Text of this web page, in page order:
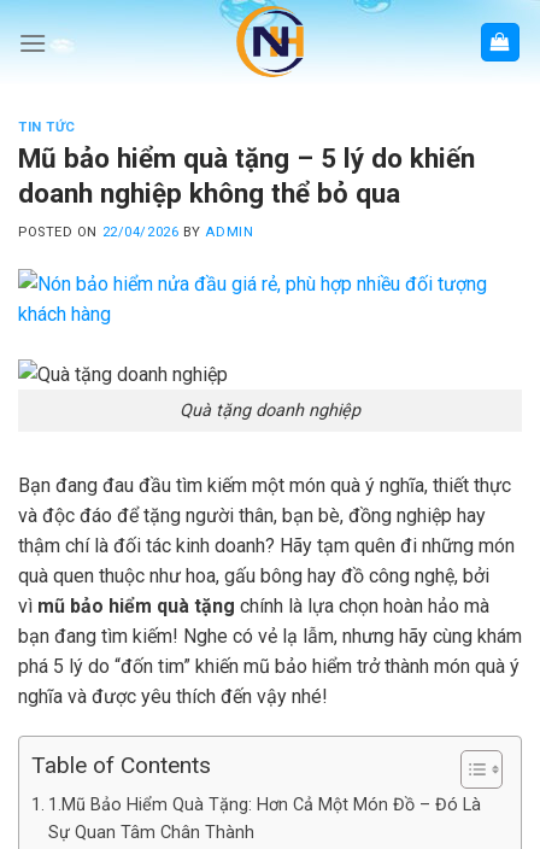
Skip
TIN TỨC
Mũ bảo hiểm quà tặng – 5 lý do khiến
doanh nghiệp không thể bỏ qua
POSTED ON 22/04/2026 BYADMIN
Quà tặng doanh nghiệp
Bạn đang đau đầu tìm kiếm một món quà ý nghĩa, thiết thực
và độc đáo để tặng người thân, bạn bè, đồng nghiệp hay
thậm chí là đối tác kinh doanh? Hãy tạm quên đi những món
quà quen thuộc như hoa, gấu bông hay đồ công nghệ, bởi
vì mũ bảo hiểm quà tặng chính là lựa chọn hoàn hảo mà
bạn đang tìm kiếm! Nghe có vẻ lạ lẫm, nhưng hãy cùng khám
phá 5 lý do “đốn tim” khiến mũ bảo hiểm trở thành món quà ý
nghĩa và được yêu thích đến vậy nhé!
Table of Contents
1.Mũ Bảo Hiểm Quà Tặng: Hơn Cả Một Món Đồ – Đó Là
Sự Quan Tâm Chân Thành